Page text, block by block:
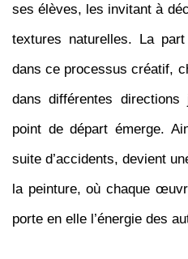
ses élèves, les invitant à
textures naturelles. La
dansce processus créatif,
dans différentes directions
point de départ émerge.
suite d’accidents, devient
la peinture, où chaque
porte en elle l’énergie des